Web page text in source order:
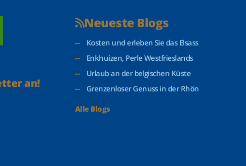
an!
Neueste Blogs
Kosten und erleben Sie das Elsass
Enkhuizen, Perle Westfrieslands
Urlaub an der belgischen Küste
Grenzenloser Genuss in der Rhön
Alle Blogs